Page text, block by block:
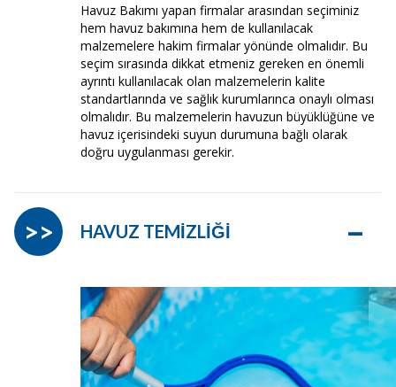
Havuz Bakımı yapan firmalar arasından seçiminiz
hem havuz bakımına hem de kullanılacak
malzemelere hakim firmalar yönünde olmalıdır. Bu
seçim sırasında dikkat etmeniz gereken en önemli
ayrıntı kullanılacak olan malzemelerin kalite
standartlarında ve sağlık kurumlarınca onaylı olması
olmalıdır. Bu malzemelerin havuzun büyüklüğüne ve
havuz içerisindeki suyun durumuna bağlı olarak
doğru uygulanması gerekir.
HAVUZ TEMİZLİĞİ –
>>